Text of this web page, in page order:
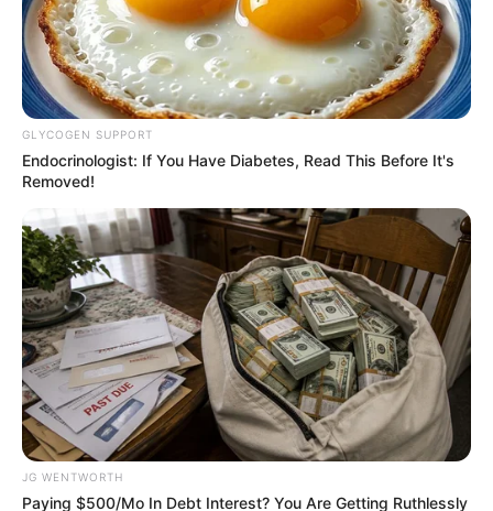
ที่สุดในชีวิต ดร.คฑา – คุณสักก์พิพัฒน์และคณะเข้าเฝ้า สมเด็จพระ
สังฆราช
9 ส.ค. 2019
GLYCOGEN SUPPORT
Endocrinologist: If You Have Diabetes, Read This Before It's
Removed!
JG WENTWORTH
Paying $500/Mo In Debt Interest? You Are Getting Ruthlessly